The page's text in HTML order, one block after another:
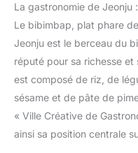
La gastronomie de Jeonju
Le bibimbap, plat phare
Jeonju est le berceau du
réputé pour sa richesse
est composé de riz, de
sésame et de pâte de
« Ville Créative de
ainsi sa position centrale